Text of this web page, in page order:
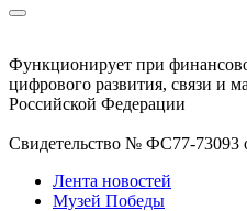
Функционирует при
цифрового развития, связи и
Российской Федерации
Свидетельство № ФС77-73093
Лента новостей
Музей Победы